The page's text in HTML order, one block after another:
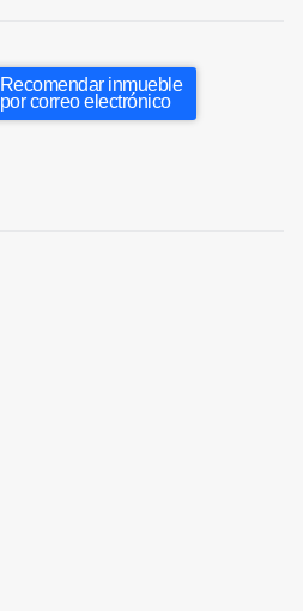
Recomendar inmueble
por correo electrónico